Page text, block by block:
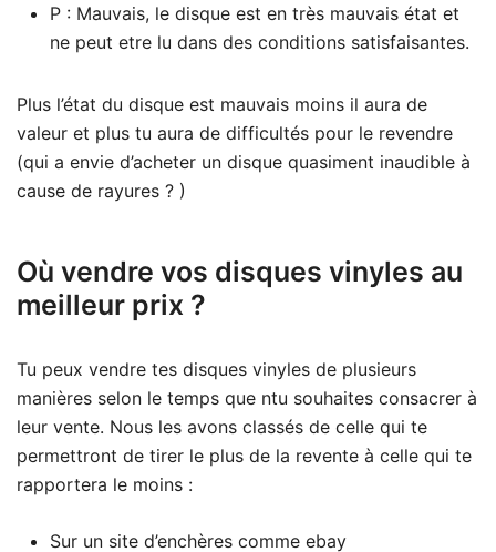
P : Mauvais, le disque est en très mauvais état et
ne peut etre lu dans des conditions satisfaisantes.
Plus l’état du disque est mauvais moins il aura de
valeur et plus tu aura de difficultés pour le revendre
(qui a envie d’acheter un disque quasiment inaudible à
cause de rayures ? )
Où vendre vos disques vinyles au
meilleur prix ?
Tu peux vendre tes disques vinyles de plusieurs
manières selon le temps que ntu souhaites consacrer à
leur vente. Nous les avons classés de celle qui te
permettront de tirer le plus de la revente à celle qui te
rapportera le moins :
Sur un site d’enchères comme ebay